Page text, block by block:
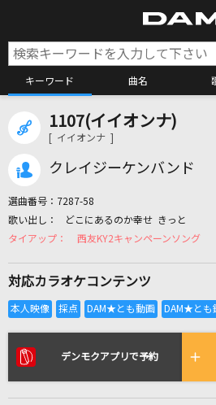
キーワード 曲名
カラオケ検索
カラオケリクエ
リアルタイムで歌われて
花になって
1107(イイオンナ)
[ イイオンナ ]
クレイジーケンバンド
選曲番号： 7287-58
どこにあるのか幸せ きっと
西友KY2キャンペーンソング
対応カラオケコンテンツ
デンモクアプリで予約